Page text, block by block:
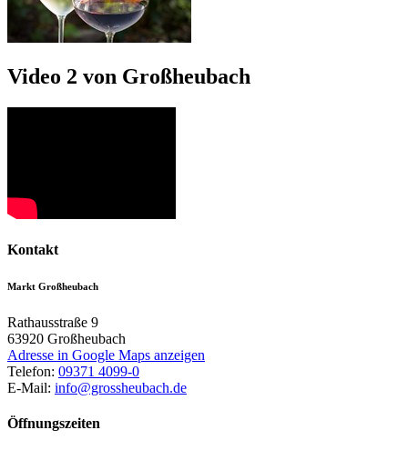
Video 2 von Großheubach
Kontakt
Markt Großheubach
Rathausstraße 9
63920 Großheubach
Adresse in Google Maps anzeigen
Telefon: 09371 4099-0
E-Mail: info@grossheubach.de
Öffnungszeiten